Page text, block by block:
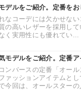
デルをご紹介。定番を
なコーデには欠かせな
の高いレザーを採用し
く実用性にも優れてい...
モデルをご紹介。定番
ンバースの定番「オー
ァッションアイテムと
今回は、オールスターの